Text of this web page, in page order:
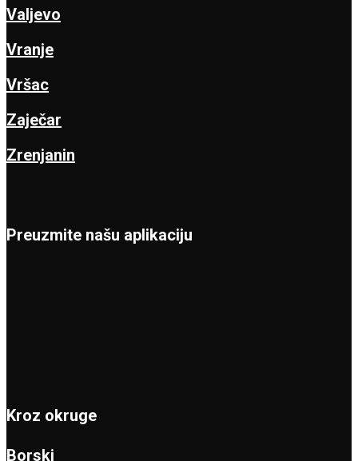
Valjevo
Vranje
Vršac
Zaječar
Zrenjanin
Preuzmite našu aplikaciju
Kroz okruge
Borski